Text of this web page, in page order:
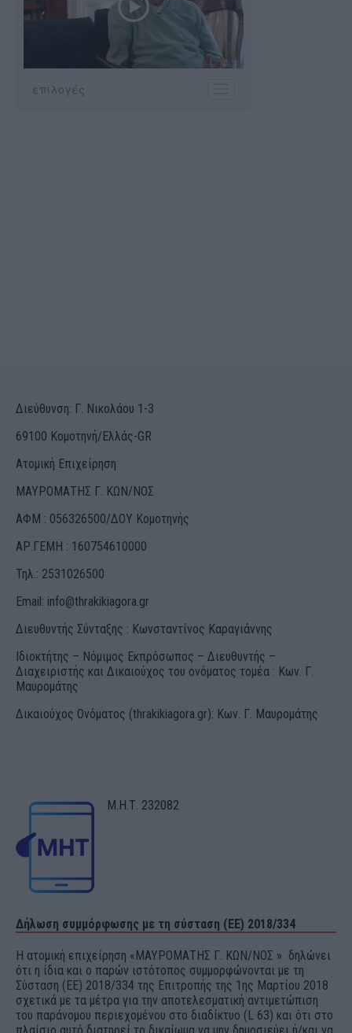
Διεύθυνση: Γ. Νικολάου 1-3
69100 Κομοτηνή/Ελλάς-GR
Ατομική Επιχείρηση
ΜΑΥΡΟΜΑΤΗΣ Γ. ΚΩΝ/ΝΟΣ
ΑΦΜ : 056326500/ΔOΥ Κομοτηνής
ΑΡ.ΓΕΜΗ : 160754610000
Τηλ.: 2531026500
Email: info@thrakikiagora.gr
Διευθυντής Σύνταξης : Κωνσταντίνος Καραγιάννης
Ιδιοκτήτης – Νόμιμος Εκπρόσωπος – Διευθυντής –
Διαχειριστής και Δικαιούχος του ονόματος τομέα : Κων. Γ.
Μαυρομάτης
Δικαιούχος Ονόματος (thrakikiagora.gr): Κων. Γ. Μαυρομάτης
Μ.Η.Τ. 232082
Δήλωση συμμόρφωσης με τη σύσταση (ΕΕ) 2018/334
Η ατομική επιχείρηση «ΜΑΥΡΟΜΑΤΗΣ Γ. ΚΩΝ/ΝΟΣ » δηλώνει
ότι η ίδια και ο παρών ιστότοπος συμμορφώνονται με τη
Σύσταση (ΕΕ) 2018/334 της Επιτροπής της 1ης Μαρτίου 2018
σχετικά με τα μέτρα για την αποτελεσματική αντιμετώπιση
του παράνομου περιεχομένου στο διαδίκτυο (L 63) και ότι στο